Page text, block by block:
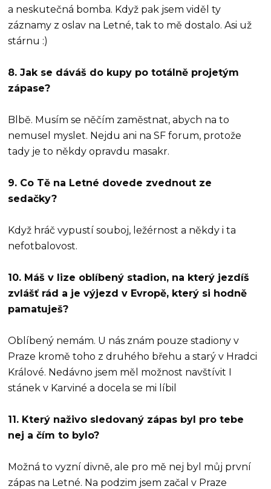
a neskutečná bomba. Když pak jsem viděl ty
záznamy z oslav na Letné, tak to mě dostalo. Asi už
stárnu :)
8. Jak se dáváš do kupy po totálně projetým
zápase?
Blbě. Musím se něčím zaměstnat, abych na to
nemusel myslet. Nejdu ani na SF forum, protože
tady je to někdy opravdu masakr.
9. Co Tě na Letné dovede zvednout ze
sedačky?
Když hráč vypustí souboj, ležérnost a někdy i ta
nefotbalovost.
10. Máš v lize oblíbený stadion, na který jezdíš
zvlášť rád a je výjezd v Evropě, který si hodně
pamatuješ?
Oblíbený nemám. U nás znám pouze stadiony v
Praze kromě toho z druhého břehu a starý v Hradci
Králové. Nedávno jsem měl možnost navštívit I
stánek v Karviné a docela se mi líbil
11. Který naživo sledovaný zápas byl pro tebe
nej a čím to bylo?
Možná to vyzní divně, ale pro mě nej byl můj první
zápas na Letné. Na podzim jsem začal v Praze